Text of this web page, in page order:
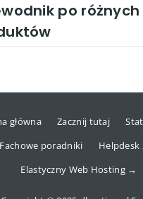
po
główna Zacznij tutaj
Fachowe poradniki
Helpdesk
Elastyczny Web Hosting →